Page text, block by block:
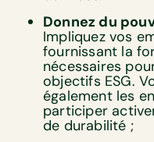
Donnez du
Impliquez vos
fournissant la
nécessaires
objectifs ESG.
également les
participer
de durabilité ;